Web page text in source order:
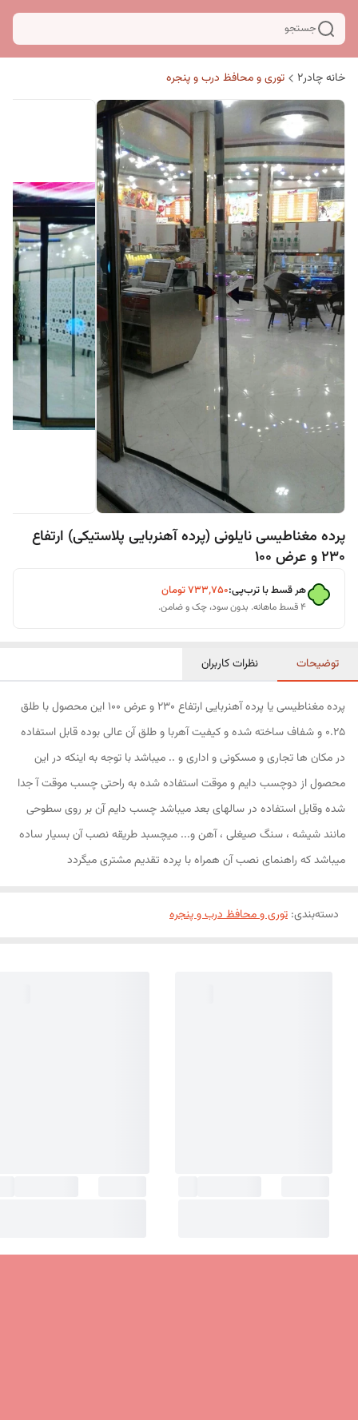
جستجو
خانه چادر۲ توری و محافظ درب و پنجره
پرده مغناطیسی نایلونی (پرده آهنربایی پلاستیکی) ارتفاع
230 و عرض 100
هر قسط با ترب‌پی:۷۳۳٬۷۵۰تومان
۴ قسط ماهانه. بدون سود، چک و ضامن.
توضیحات نظرات کاربران
پرده مغناطیسی یا پرده آهنربایی ارتفاع 230 و عرض 100 این محصول با طلق
0.25 و شفاف ساخته شده و کیفیت آهربا و طلق آن عالی بوده قابل استفاده
در مکان ها تجاری و مسکونی و اداری و .. میباشد با توجه به اینکه در این
محصول از دوچسب دایم و موقت استفاده شده به راحتی چسب موقت آ جدا
شده وقابل استفاده در سالهای بعد میباشد چسب دایم آن بر روی سطوحی
مانند شیشه ، سنگ صیغلی ، آهن و... میچسبد طریقه نصب آن بسیار ساده
میباشد که راهنمای نصب آن همراه با پرده تقدیم مشتری میگردد
دسته‌بندی: توری و محافظ درب و پنجره